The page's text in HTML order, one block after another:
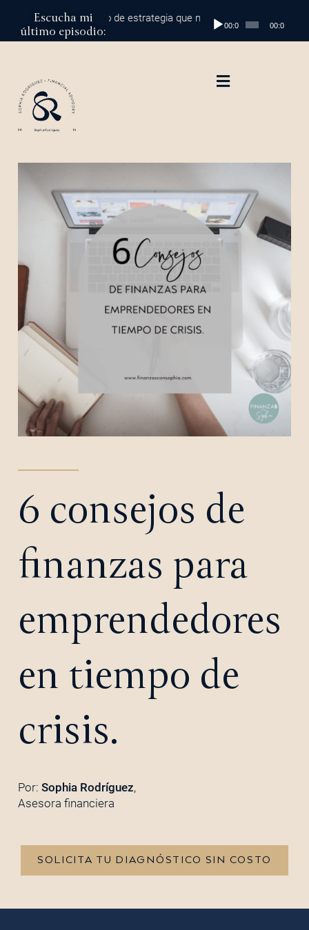
Escucha mi
último episodio:
millón: el cambio de estrategia que marca la diferencia
Reproductor
00:00 00:00
6 consejos de
finanzas para
emprendedores
en tiempo de
crisis.
Por: Sophia Rodríguez,
Asesora financiera
SOLICITA TU DIAGNÓSTICO SIN COSTO